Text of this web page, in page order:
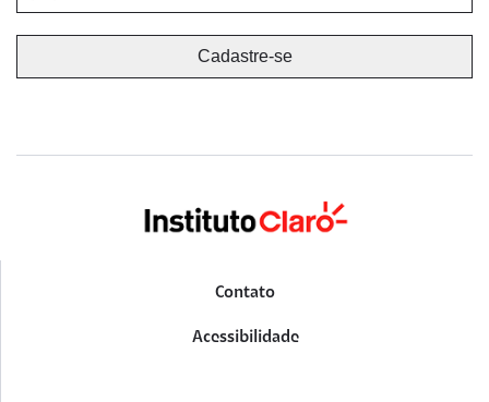
Contato
Acessibilidade